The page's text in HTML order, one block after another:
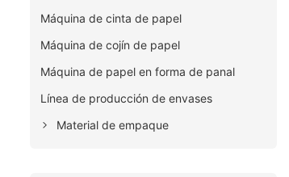
Máquina de cinta de papel
Máquina de cojín de papel
Máquina de papel en forma de panal
Línea de producción de envases
Material de empaque